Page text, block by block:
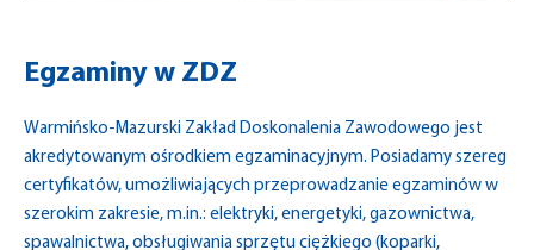
Egzaminy w ZDZ
Warmińsko-Mazurski Zakład Doskonalenia Zawodowego jest
akredytowanym ośrodkiem egzaminacyjnym. Posiadamy szereg
certyfikatów, umożliwiających przeprowadzanie egzaminów w
szerokim zakresie, m.in.: elektryki, energetyki, gazownictwa,
spawalnictwa, obsługiwania sprzętu ciężkiego (koparki,